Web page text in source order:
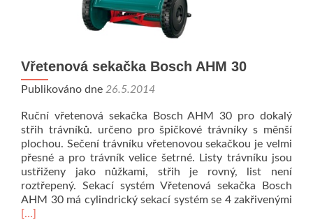
Vřetenová sekačka Bosch AHM 30
Publikováno dne 26.5.2014
Ruční vřetenová sekačka Bosch AHM 30 pro dokalý
střih trávníků. určeno pro špičkové trávníky s měnší
plochou. Sečení trávníku vřetenovou sekačkou je velmi
přesné a pro trávník velice šetrné. Listy trávníku jsou
ustřiženy jako nůžkami, střih je rovný, list není
roztřepený. Sekací systém Vřetenová sekačka Bosch
AHM 30 má cylindrický sekací systém se 4 zakřivenými
[…]